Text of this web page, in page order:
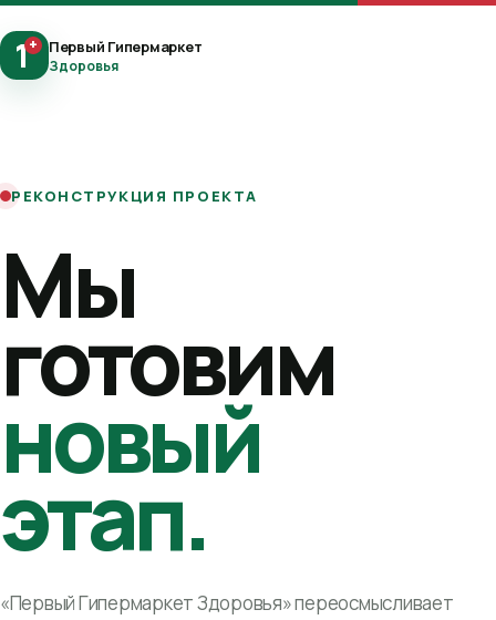
1+ Первый Гипермаркет
Здоровья
РЕКОНСТРУКЦИЯ ПРОЕКТА
Мы
готовим
новый
этап.
«Первый Гипермаркет Здоровья» переосмысливает